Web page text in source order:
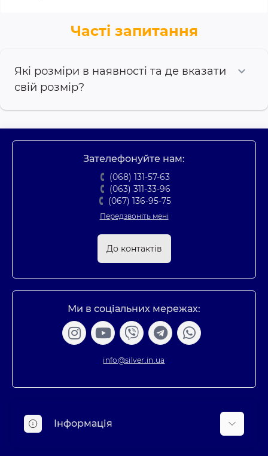
Часті запитання
Які розміри в наявності та де вказати
свій розмір?
Зателефонуйте нам:
(068) 131-57-63
(063) 311-33-96
(067) 136-95-75
Передзвоніть мені
До контактів
Ми в соціальних мережах:
info@silver.in.ua
Інформація